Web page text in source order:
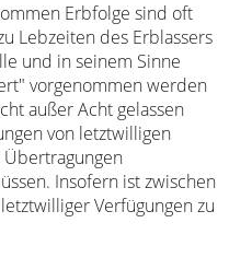
Erbfolge sind oft
Lebzeiten des Erblassers
und in seinem Sinne
vorgenommen werden
außer Acht gelassen
von letztwilligen
Insofern ist zwischen
Verfügungen zu